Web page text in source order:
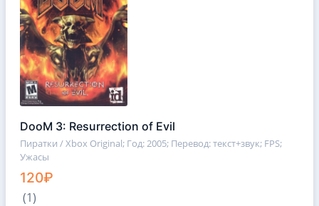
DooM 3: Resurrection of Evil
Пиратки / Xbox Original; Год: 2005; Перевод: текст+звук; FPS;
Ужасы
120₽
(1)